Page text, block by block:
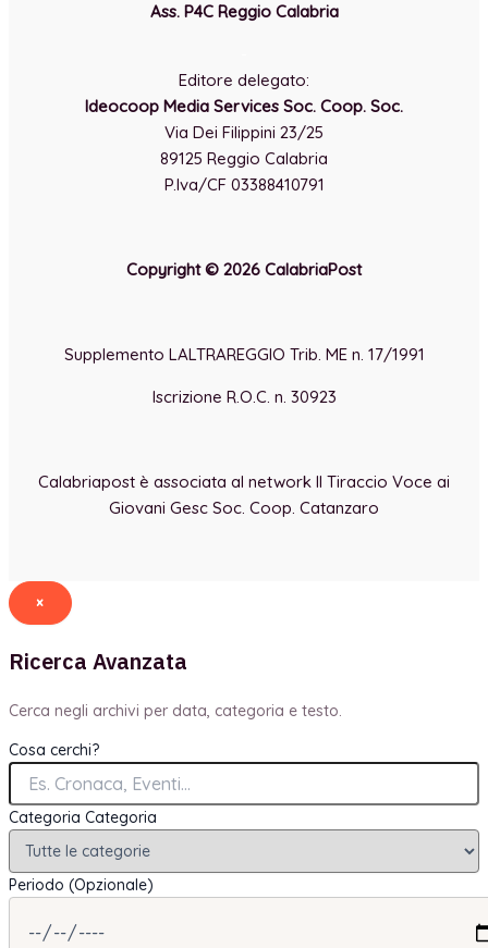
Ass. P4C Reggio Calabria
Editore delegato:
Ideocoop Media Services Soc. Coop. Soc.
Via Dei Filippini 23/25
89125 Reggio Calabria
P.Iva/CF 03388410791
Copyright © 2026 CalabriaPost
Supplemento LALTRAREGGIO Trib. ME n. 17/1991
Iscrizione R.O.C. n. 30923
Calabriapost è associata al network Il Tiraccio Voce ai
Giovani Gesc Soc. Coop. Catanzaro
×
Ricerca Avanzata
Cerca negli archivi per data, categoria e testo.
Cosa cerchi?
Categoria Categoria
Periodo (Opzionale)